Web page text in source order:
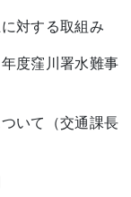
対する取組み
度窪川署水難事
いて（交通課長